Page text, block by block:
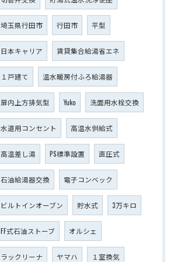
埼玉県行田市 行田市 平型
日本キャリア 賃貸集合給湯省エネ
１戸建て 温水暖房付ふろ給湯器
扉内上方排気型 Yuko 洗面用水栓交換
水道用コンセント 高温水供給式
高温差し湯 PS標準設置 直圧式
石油給湯器交換 電子コンベック
ビルトインオーブン 貯水式 3万キロ
FF式石油ストーブ オルシェ
ラックリーナ ヤマハ １室換気